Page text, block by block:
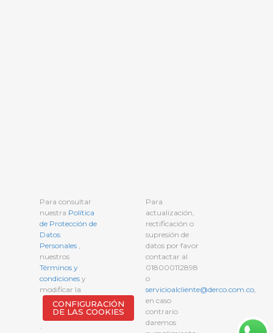
Para consultar
nuestra Política
de Protección de
Datos
Personales ,
nuestros
Términos y
condiciones y
modificar la
CONFIGURACIÓN
DE LAS COOKIES
.
Para
actualización,
rectificación o
supresión de
datos por favor
contactar al
018000112898
o
servicioalcliente@derco.com.co,
en caso
contrario
daremos